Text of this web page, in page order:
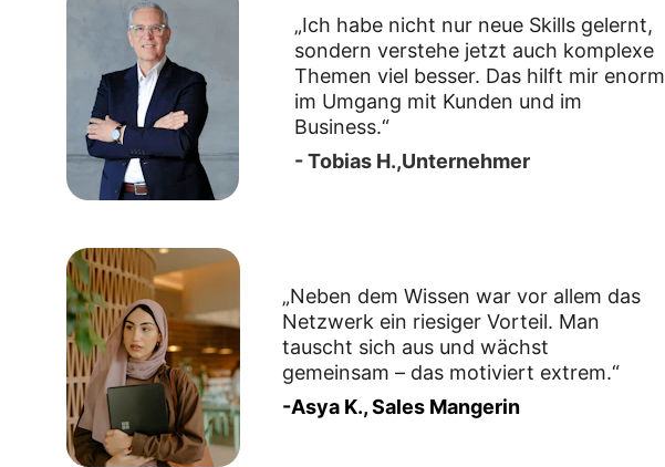
„Ich habe nicht nur neue Skills gelernt,
sondern verstehe jetzt auch komplexe
Themen viel besser. Das hilft mir enorm
im Umgang mit Kunden und im
Business.“
- Tobias H.,Unternehmer
„Neben dem Wissen war vor allem das
Netzwerk ein riesiger Vorteil. Man
tauscht sich aus und wächst
gemeinsam – das motiviert extrem.“
-Asya K., Sales Mangerin